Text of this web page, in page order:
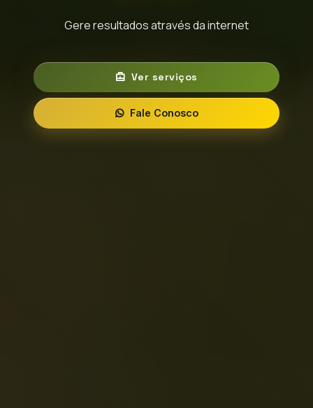
Gere resultados através da internet
Ver serviços
Fale Conosco